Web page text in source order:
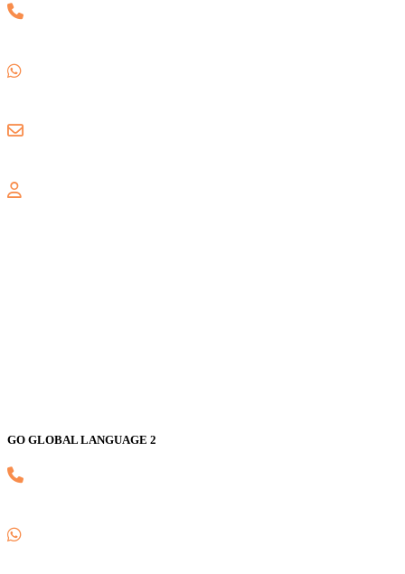
GO GLOBAL LANGUAGE 2